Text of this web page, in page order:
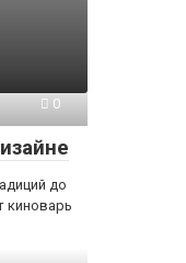
0
до
киноварь